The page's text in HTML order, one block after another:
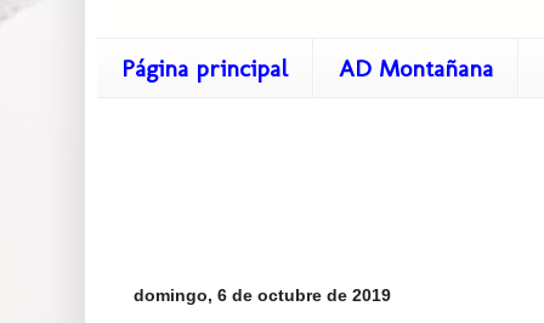
Página principal AD Montañana
domingo, 6 de octubre de 2019